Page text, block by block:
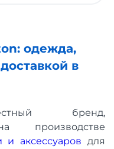
одежда,
в
бренд,
производстве
аксессуаров для